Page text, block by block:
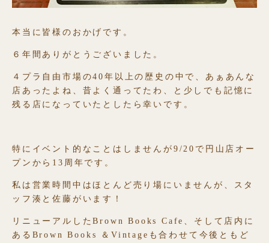
本当に皆様のおかげです。
６年間ありがとうございました。
４プラ自由市場の40年以上の歴史の中で、あぁあんな
店あったよね、昔よく通ってたわ、と少しでも記憶に
残る店になっていたとしたら幸いです。
特にイベント的なことはしませんが9/20で円山店オー
プンから13周年です。
私は営業時間中はほとんど売り場にいませんが、スタ
ッフ湊と佐藤がいます！
リニューアルしたBrown Books Cafe、そして店内に
あるBrown Books ＆Vintageも合わせて今後ともど